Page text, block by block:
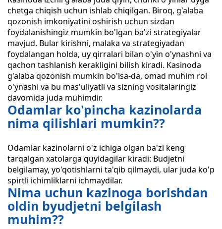
chetga chiqish uchun ishlab chiqilgan. Biroq, g'alaba
qozonish imkoniyatini oshirish uchun sizdan
foydalanishingiz mumkin bo'lgan ba'zi strategiyalar
mavjud. Bular kirishni, malaka va strategiyadan
foydalangan holda, uy qirralari bilan o'yin o'ynashni va
qachon tashlanish kerakligini bilish kiradi. Kasinoda
g'alaba qozonish mumkin bo'lsa-da, omad muhim rol
o'ynashi va bu mas'uliyatli va sizning vositalaringiz
davomida juda muhimdir.
Odamlar ko'pincha kazinolarda
nima qilishlari mumkin??
Odamlar kazinolarni o'z ichiga olgan ba'zi keng
tarqalgan xatolarga quyidagilar kiradi: Budjetni
belgilamay, yo'qotishlarni ta'qib qilmaydi, ular juda ko'p
spirtli ichimliklarni ichmaydilar.
Nima uchun kazinoga borishdan
oldin byudjetni belgilash
muhim??